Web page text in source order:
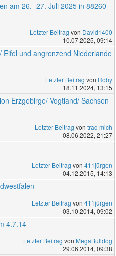
am 26. -27. Juli 2025 in 88260
Letzter Beitrag von David1400
10.07.2025, 09:14
und angrenzend Niederlande
Letzter Beitrag von Roby
18.11.2024, 13:15
Erzgebirge/ Vogtland/ Sachsen
Letzter Beitrag von trac-mich
08.06.2022, 21:27
Letzter Beitrag von 411jürgen
04.12.2015, 14:13
Letzter Beitrag von 411jürgen
03.10.2014, 09:02
4.7.14
Letzter Beitrag von MegaBulldog
29.06.2014, 09:38